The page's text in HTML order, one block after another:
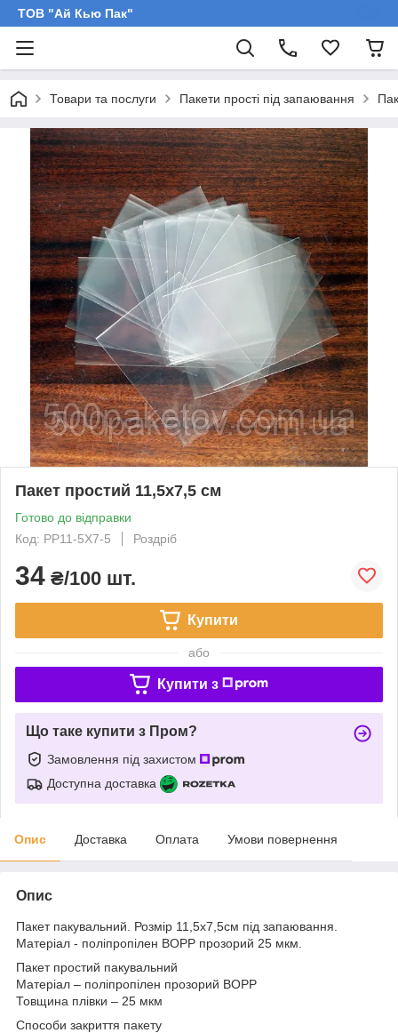
ТОВ "Ай Кью Пак"
Товари та послуги Пакети прості під запаювання
Пакет простий 11,5x7,5 см
Готово до відправки
Код: PP11-5X7-5
Роздріб
34 ₴/100 шт.
Купити
або
Купити з
Що таке купити з Пром?
Замовлення під захистом
Доступна доставка
Опис Доставка Оплата Умови повернення
Опис
Пакет пакувальний. Розмір 11,5х7,5см під запаювання.
Матеріал - поліпропілен BOPP прозорий 25 мкм.
Пакет простий пакувальний
Матеріал – поліпропілен прозорий BOPP
Товщина плівки – 25 мкм
Способи закриття пакету